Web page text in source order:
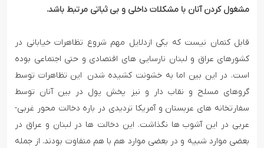
مشغول کردن آنان با مشکلات داخلی و بی ثباتی مرتبط باشد.
قابل کتمان نیست که یکی ازدلایل مهم شروع تظاهرات خیابانی در
کشورهای عراق و لبنان نارسایی های اقتصادی و حتی اجتماعی بوده
است. در این بین اما به خشونت کشیده شدن این تظاهرات توسط
گروهای مسلح و نقاب دار و نیز پخش پول در بین آنان توسط
سفارتخانه های عربستان و آمریکا تردیدی در باره دخالت محور غربی-
عربی در این آشوب ها نگذاشت. این دخالت ها در لبنان و عراق در
بعضی موارد شبیه و در بعضی موارد هم با هم متفاوت بودند. از جمله